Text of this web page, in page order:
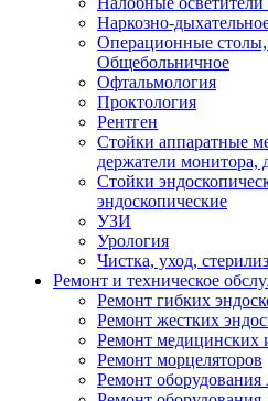
Наркозно-
Операционные
Общебольничное
Офтальмология
Проктология
Рентген
Стойки аппаратные
держатели монитора,
Стойки
эндоскопические
УЗИ
Урология
Чистка, уход,
Ремонт и техническое
Ремонт гибких
Ремонт жестких
Ремонт медицинских
Ремонт морцеляторов
Ремонт